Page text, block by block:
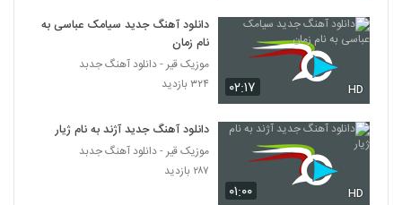
3933
دانلود آهنگ جدید و زیبای لیلی با نام دریا دلم
خواست
آهنگ شکست از شباهنگ (جدید)(پاپ)
۳۹۰ بازدید
دانلود آهنگ جدید و زیبای حامد موسوی با نام
۲۴۹ بازدید
۰۲:۱۷ HD
دانلود آهنگ جدید سیامک عباسی به
نام زمان
موزیک قیر - دانلود آهنگ جدبد
۳۲۴ بازدید
۰۱:۰۰ HD
دانلود آهنگ جدید آژند به نام ژیار
موزیک قیر - دانلود آهنگ جدبد
۲۸۷ بازدید